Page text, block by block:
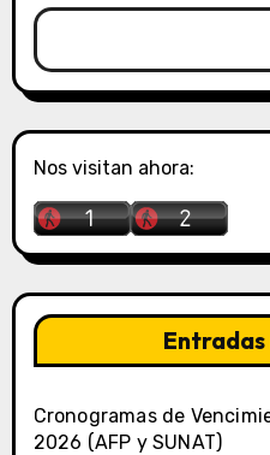
Nos visitan ahora:
Cronogramas de
2026 (AFP y SUNAT)